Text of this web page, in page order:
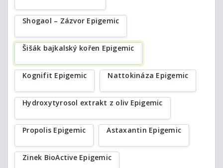
Shogaol – Zázvor Epigemic
Šišák bajkalský kořen Epigemic
Kognifit Epigemic Nattokináza Epigemic
Hydroxytyrosol extrakt z oliv Epigemic
Propolis Epigemic Astaxantin Epigemic
Zinek BioActive Epigemic